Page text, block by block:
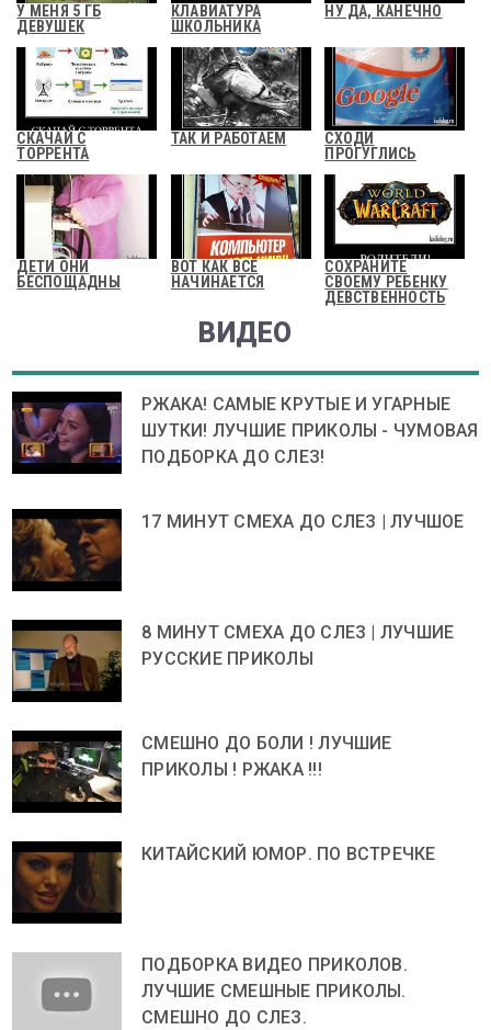
У МЕНЯ 5 ГБ
ДЕВУШЕК
КЛАВИАТУРА
ШКОЛЬНИКА
НУ ДА, КАНЕЧНО
СКАЧАЙ С
ТОРРЕНТА
ТАК И РАБОТАЕМ
СХОДИ
ПРОГУГЛИСЬ
ДЕТИ ОНИ
БЕСПОЩАДНЫ
ВОТ КАК ВСЕ
НАЧИНАЕТСЯ
СОХРАНИТЕ
СВОЕМУ РЕБЕНКУ
ДЕВСТВЕННОСТЬ
ВИДЕО
РЖАКА! САМЫЕ КРУТЫЕ И УГАРНЫЕ
ШУТКИ! ЛУЧШИЕ ПРИКОЛЫ - ЧУМОВАЯ
ПОДБОРКА ДО СЛЕЗ!
17 МИНУТ СМЕХА ДО СЛЕЗ | ЛУЧШОЕ
8 МИНУТ СМЕХА ДО СЛЕЗ | ЛУЧШИЕ
РУССКИЕ ПРИКОЛЫ
СМЕШНО ДО БОЛИ ! ЛУЧШИЕ
ПРИКОЛЫ ! РЖАКА !!!
КИТАЙСКИЙ ЮМОР. ПО ВСТРЕЧКЕ
ПОДБОРКА ВИДЕО ПРИКОЛОВ.
ЛУЧШИЕ СМЕШНЫЕ ПРИКОЛЫ.
СМЕШНО ДО СЛЕЗ.